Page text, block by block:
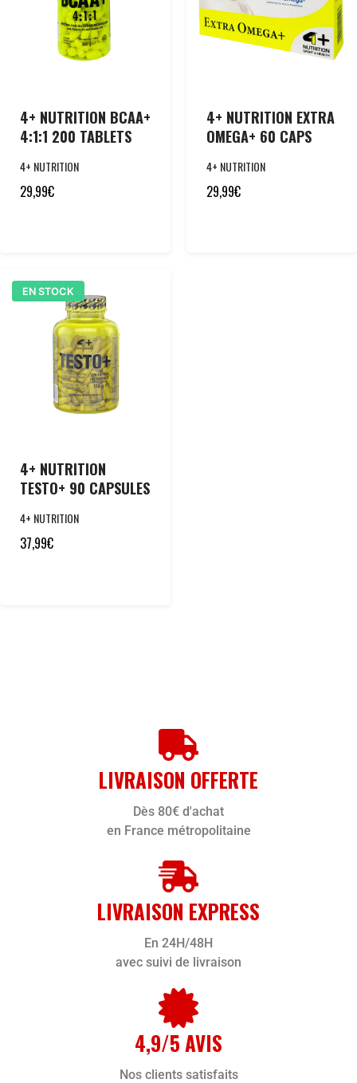
4+ NUTRITION BCAA+
4:1:1 200 TABLETS
4+ NUTRITION
29,99€
4+ NUTRITION EXTRA
OMEGA+ 60 CAPS
4+ NUTRITION
29,99€
EN STOCK
4+ NUTRITION
TESTO+ 90 CAPSULES
4+ NUTRITION
37,99€
LIVRAISON OFFERTE
Dès 80€ d'achat
en France métropolitaine
LIVRAISON EXPRESS
En 24H/48H
avec suivi de livraison
4,9/5 AVIS
Nos clients satisfaits